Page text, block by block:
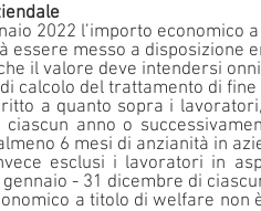
2022 l’importo economico
essere messo a disposizione
il valore deve intendersi
calcolo del trattamento di
a quanto sopra i
ciascun anno o
6 mesi di anzianità in
esclusi i lavoratori in
- 31 dicembre di
a titolo di welfare